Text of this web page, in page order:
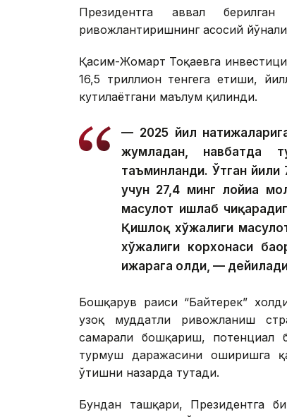
Президентга аввал
ривожлантиришнинг асосий
Қасим-Жомарт Тоқаевга
16,5 триллион тенгега етиши,
кутилаётгани маълум қилинди.
— 2025 йил
жумладан, навбатда
таъминланди. Ўтган йили
учун 27,4 минг лойиҳа
маҳсулот ишлаб
Қишлоқ хўжалиги
хўжалиги корхонаси
ижарага олди, —
Бошқарув раиси “Байтерек”
узоқ муддатли ривожланиш
самарали бошқариш, потенциал
турмуш даражасини оширишга
ўтишни назарда тутади.
Бундан ташқари, Президентга